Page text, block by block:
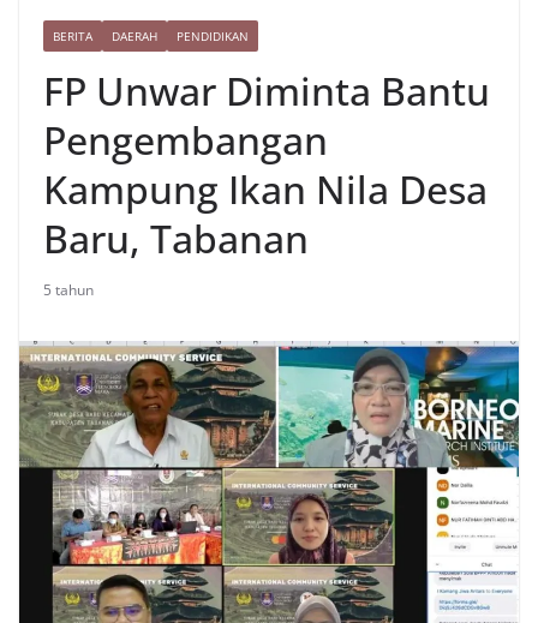
BERITA DAERAH PENDIDIKAN
FP Unwar Diminta Bantu
Pengembangan
Kampung Ikan Nila Desa
Baru, Tabanan
5 tahun